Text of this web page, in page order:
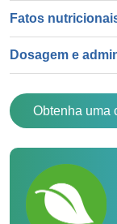
Fatos
Dosagem e
Obtenha uma